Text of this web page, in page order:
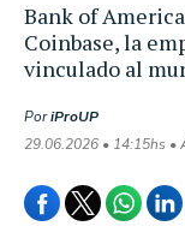
Bank of
Coinbase, la
vinculado al
PoriProUP
29.06.2026 • 14:15hs •